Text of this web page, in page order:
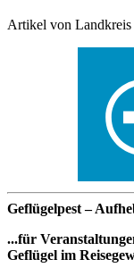
Artikel von Landkreis
Geflügelpest –
...für
Geflügel im